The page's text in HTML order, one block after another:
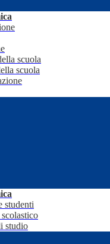
scuola
scuola
studenti
studio